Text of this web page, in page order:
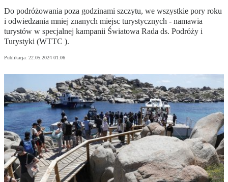
Do podróżowania poza godzinami szczytu, we wszystkie pory roku
i odwiedzania mniej znanych miejsc turystycznych - namawia
turystów w specjalnej kampanii Światowa Rada ds. Podróży i
Turystyki (WTTC ).
Publikacja: 22.05.2024 01:06